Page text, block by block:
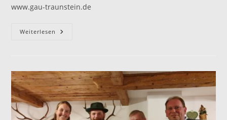
www.gau-traunstein.de
Weiterlesen Gauschießen